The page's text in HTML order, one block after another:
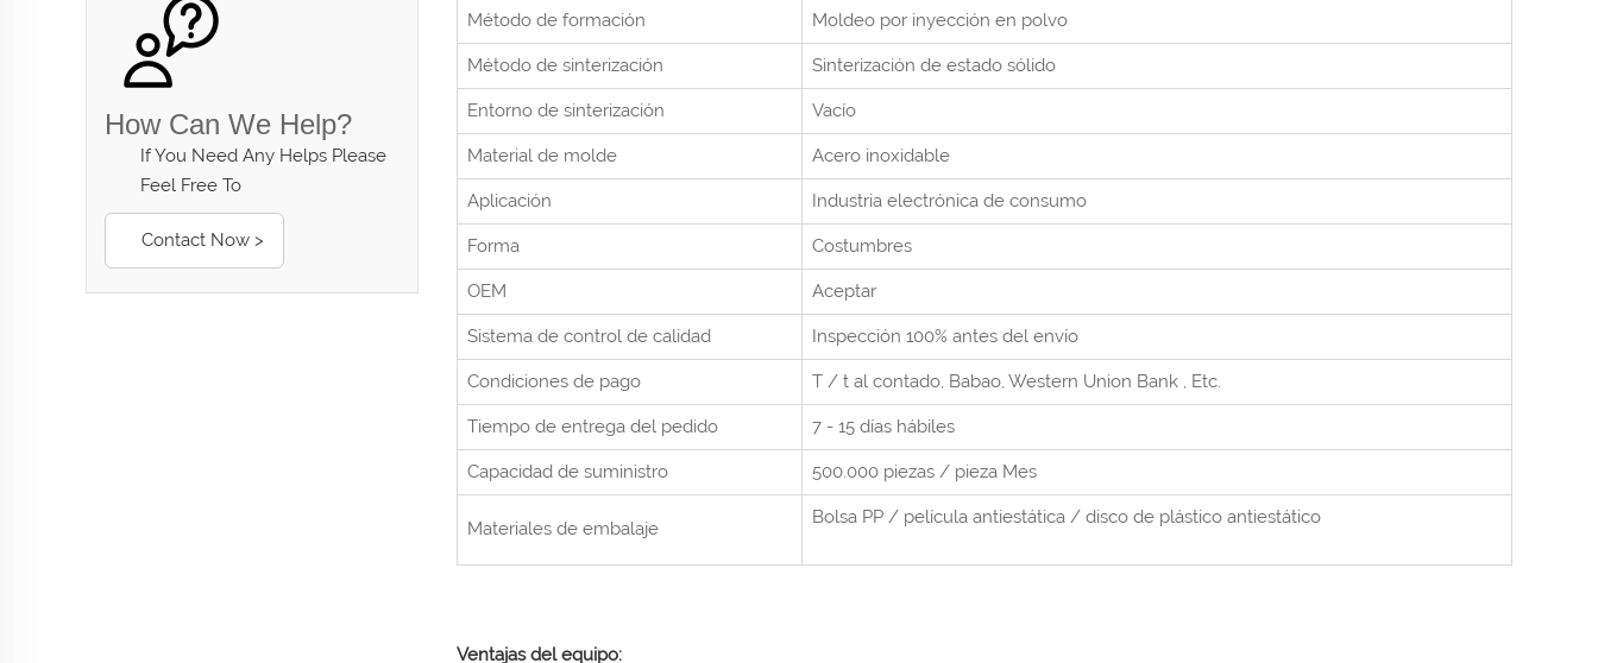
How Can We Help?
If You Need Any Helps Please
Feel Free To
Contact Now >
Método de formación Moldeo por inyección en polvo
Método de sinterización Sinterización de estado sólido
Entorno de sinterización Vacío
Material de molde Acero inoxidable
Aplicación Industria electrónica de consumo
Forma Costumbres
OEM Aceptar
Sistema de control de calidad Inspección 100% antes del envío
Condiciones de pago T / t al contado, Babao, Western Union Bank , Etc.
Tiempo de entrega del pedido 7 - 15 días hábiles
Capacidad de suministro 500.000 piezas / pieza Mes
Materiales de embalaje
Bolsa PP / película antiestática / disco de plástico antiestático
Ventajas del equipo: